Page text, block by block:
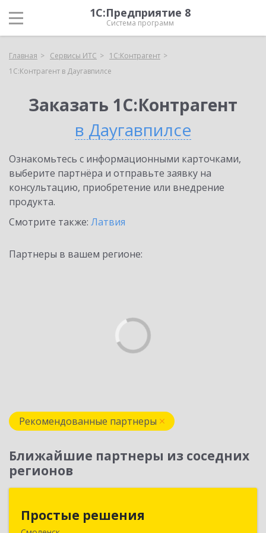
1С:Предприятие 8
Система программ
Главная Сервисы ИТС
1С:Контрагент
1С:Контрагент в Даугавпилсе
Заказать 1С:Контрагент
в Даугавпилсе
Ознакомьтесь с информационными карточками,
выберите партнёра и отправьте заявку на
консультацию, приобретение или внедрение
продукта.
Смотрите также: Латвия
Партнеры в вашем регионе:
Рекомендованные партнеры
Ближайшие партнеры из соседних
регионов
Простые решения